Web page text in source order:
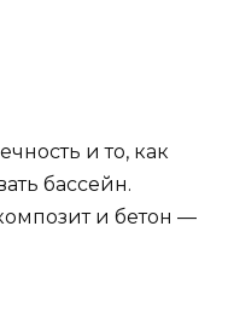
и то, как
бассейн.
и бетон —